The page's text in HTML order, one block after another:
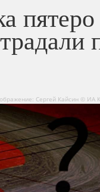
пятеро
Сергей Кайсин © ИА